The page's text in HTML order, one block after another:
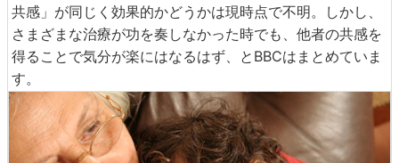
共感」が同じく効果的かどうかは現時点で不明。しかし、
さまざまな治療が功を奏しなかった時でも、他者の共感を
得ることで気分が楽にはなるはず、とBBCはまとめていま
す。